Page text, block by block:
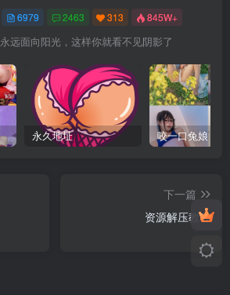
6979 2463 313 845W+
永远面向阳光，这样你就看不见阴影了
永久地址
下一篇
资源解压教程